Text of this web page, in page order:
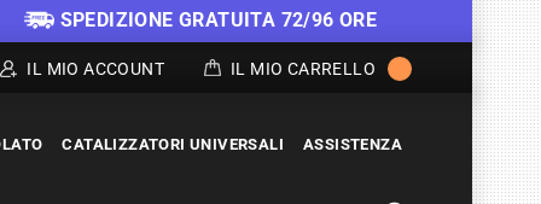
SPEDIZIONE GRATUITA 72/96 ORE
IL MIO ACCOUNT IL MIO CARRELLO
CATALIZZATORI UNIVERSALI ASSISTENZA